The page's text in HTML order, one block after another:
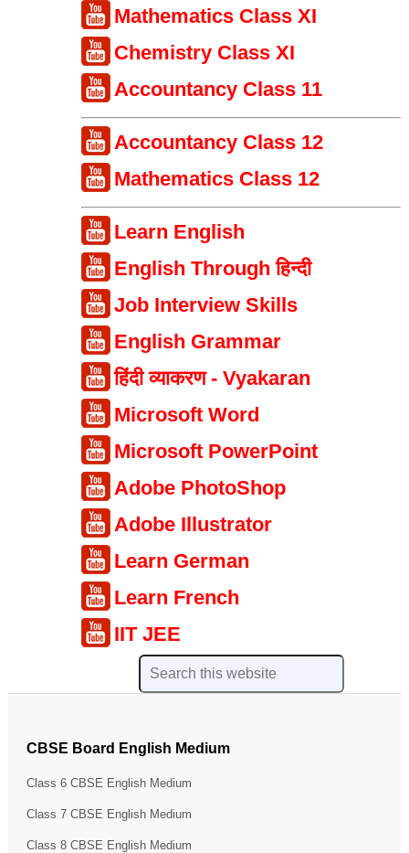
Mathematics Class XI
Chemistry Class XI
Accountancy Class 11
Accountancy Class 12
Mathematics Class 12
Learn English
English Through हिन्दी
Job Interview Skills
English Grammar
हिंदी व्याकरण - Vyakaran
Microsoft Word
Microsoft PowerPoint
Adobe PhotoShop
Adobe Illustrator
Learn German
Learn French
IIT JEE
CBSE Board English Medium
Class 6 CBSE English Medium
Class 7 CBSE English Medium
Class 8 CBSE English Medium